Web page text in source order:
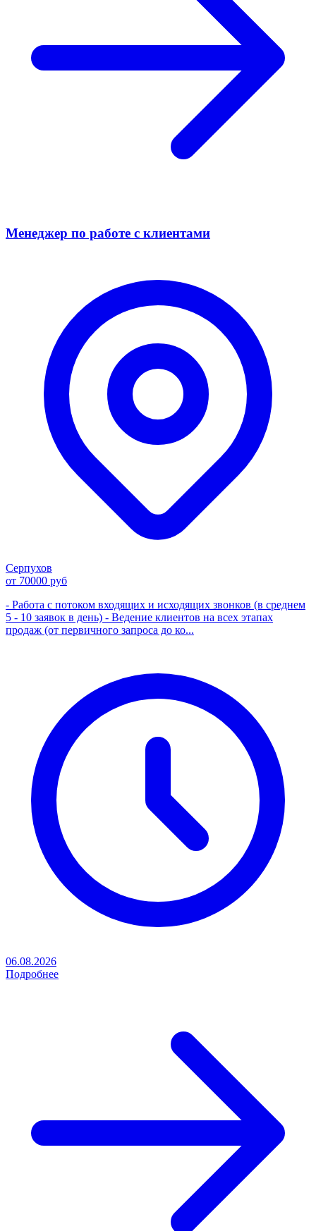
Менеджер по работе с клиентами
Серпухов
от 70000 руб
- Работа с потоком входящих и исходящих звонков (в среднем
5 - 10 заявок в день) - Ведение клиентов на всех этапах
продаж (от первичного запроса до ко...
06.08.2026
Подробнее